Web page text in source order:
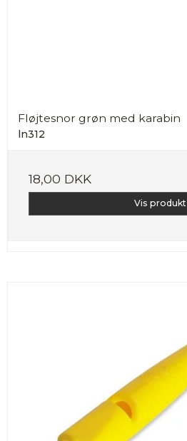
Fløjtesnor grøn med karabin
ln312
18,00 DKK
Vis produkt